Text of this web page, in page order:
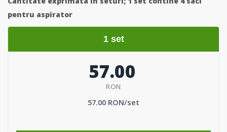
pentru aspirator
1 set
57.00
RON
57.00 RON/set